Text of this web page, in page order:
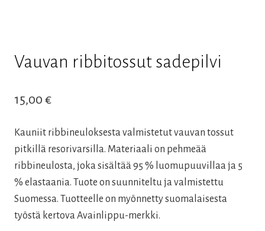
Vauvan ribbitossut sadepilvi
15,00 €
Kauniit ribbineuloksesta valmistetut vauvan tossut
pitkillä resorivarsilla. Materiaali on pehmeää
ribbineulosta, joka sisältää 95 % luomupuuvillaa ja 5
% elastaania. Tuote on suunniteltu ja valmistettu
Suomessa. Tuotteelle on myönnetty suomalaisesta
työstä kertova Avainlippu-merkki.